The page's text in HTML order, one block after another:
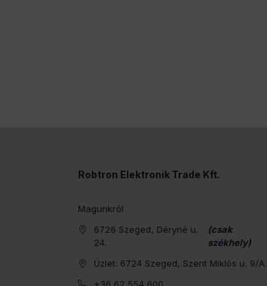
Robtron Elektronik Trade Kft.
Magunkról
6726 Szeged, Déryné u.
24.
(csak
székhely)
Üzlet: 6724 Szeged, Szent Miklós u. 9/A.